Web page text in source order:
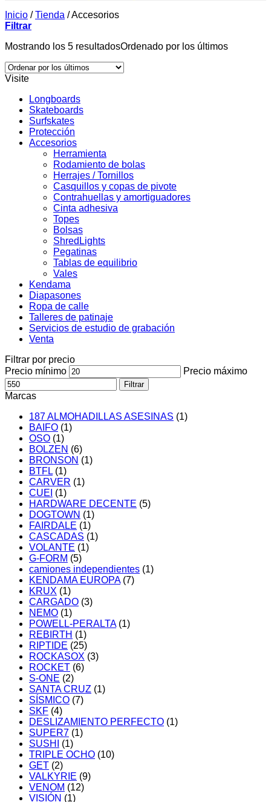
Inicio / Tienda /Accesorios
Filtrar
Mostrando los 5 resultadosOrdenado por los últimos
Visite
Longboards
Skateboards
Surfskates
Protección
Accesorios
Herramienta
Rodamiento de bolas
Herrajes / Tornillos
Casquillos y copas de pivote
Contrahuellas y amortiguadores
Cinta adhesiva
Topes
Bolsas
ShredLights
Pegatinas
Tablas de equilibrio
Vales
Kendama
Diapasones
Ropa de calle
Talleres de patinaje
Servicios de estudio de grabación
Venta
Filtrar por precio
Precio mínimo
Precio máximo
Filtrar
Marcas
187 ALMOHADILLAS ASESINAS (1)
BAIFO (1)
OSO (1)
BOLZEN (6)
BRONSON (1)
BTFL (1)
CARVER (1)
CUEI (1)
HARDWARE DECENTE (5)
DOGTOWN (1)
FAIRDALE (1)
CASCADAS (1)
VOLANTE (1)
G-FORM (5)
camiones independientes (1)
KENDAMA EUROPA (7)
KRUX (1)
CARGADO (3)
NEMO (1)
POWELL-PERALTA (1)
REBIRTH (1)
RIPTIDE (25)
ROCKASOX (3)
ROCKET (6)
S-ONE (2)
SANTA CRUZ (1)
SÍSMICO (7)
SKF (4)
DESLIZAMIENTO PERFECTO (1)
SUPER7 (1)
SUSHI
(1)
TRIPLE OCHO (10)
GET (2)
VALKYRIE (9)
VENOM (12)
VISIÓN (1)